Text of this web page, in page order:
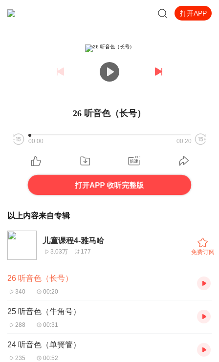
打开APP
26 听音色（长号）
00:00 00:20
打开APP 收听完整版
以上内容来自专辑
儿童课程4-雅马哈
3.03万 177 免费订阅
26 听音色（长号）
340 00:20
25 听音色（牛角号）
288 00:31
24 听音色（单簧管）
235 00:52